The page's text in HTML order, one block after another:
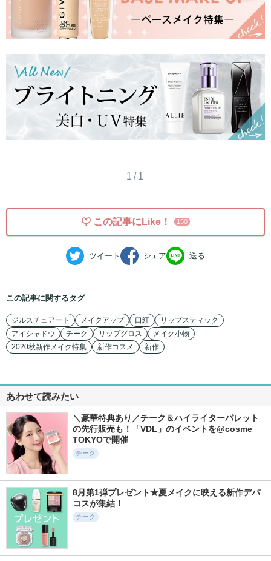
1/1
この記事にLike！ 150
ツイート シェア 送る
この記事に関するタグ
ジルスチュアート メイクアップ 口紅
リップスティック
アイシャドウ
チーク リップグロス
メイク小物
2020秋新作メイク特集
新作コスメ 新作
あわせて読みたい
＼豪華特典あり／チーク＆ハイライターパレット
の先行販売も！「VDL」のイベントを@cosme
TOKYOで開催
チーク
8月第1弾プレゼント★夏メイクに映える新作デパ
コスが集結！
チーク